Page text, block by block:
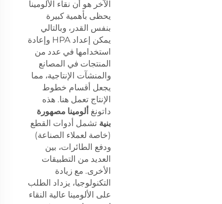
الآخر هو أن نقاء الألومينا
يحظى بأهمية كبيرة
بنفس القدر، وبالتالي
يمكن إعداد HPA وإعادة
استخدامها في عدد من
المنتجات في المصانع
والمنشآت الإنتاجية، مما
يجعل أقسام خطوط
الإنتاج تعمل هنا. هذه
داتونغ ألومينا مصهورة
بنية تشمل أدوات القطع
(خاصة لعملاء الصناعة)
ودفع الطائرات، بين
العديد من التطبيقات
الأخرى. مع زيادة
التكنولوجيا، يزداد الطلب
على الألومينا عالية النقاء